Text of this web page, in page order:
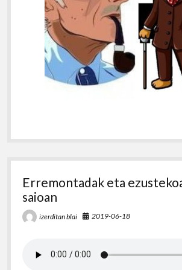
Erremontadak eta
saioan
izerditan blai 2019-06-18